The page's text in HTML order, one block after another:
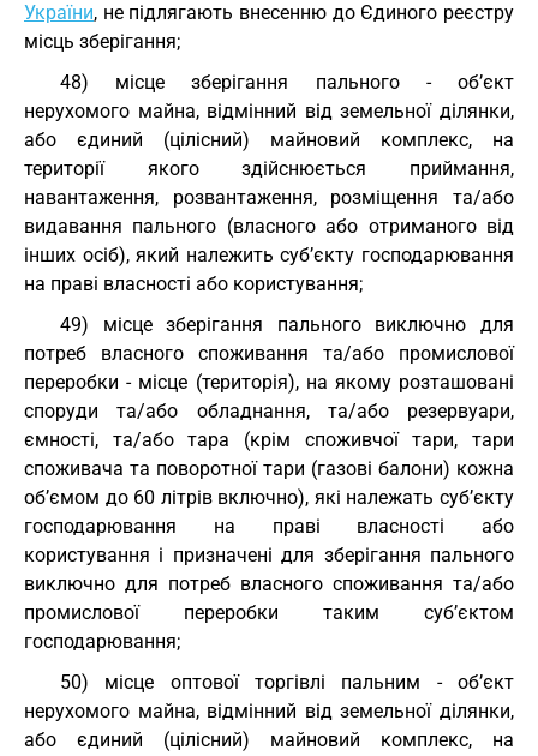
України, не підлягають внесенню до Єдиного реєстру
місць зберігання;
48) місце зберігання пального - об’єкт
нерухомого майна, відмінний від земельної ділянки,
або єдиний (цілісний) майновий комплекс, на
території якого здійснюється приймання,
навантаження, розвантаження, розміщення та/або
видавання пального (власного або отриманого від
інших осіб), який належить суб’єкту господарювання
на праві власності або користування;
49) місце зберігання пального виключно для
потреб власного споживання та/або промислової
переробки - місце (територія), на якому розташовані
споруди та/або обладнання, та/або резервуари,
ємності, та/або тара (крім споживчої тари, тари
споживача та поворотної тари (газові балони) кожна
об’ємом до 60 літрів включно), які належать суб’єкту
господарювання на праві власності або
користування і призначені для зберігання пального
виключно для потреб власного споживання та/або
промислової переробки таким суб’єктом
господарювання;
50) місце оптової торгівлі пальним - об’єкт
нерухомого майна, відмінний від земельної ділянки,
або єдиний (цілісний) майновий комплекс, на